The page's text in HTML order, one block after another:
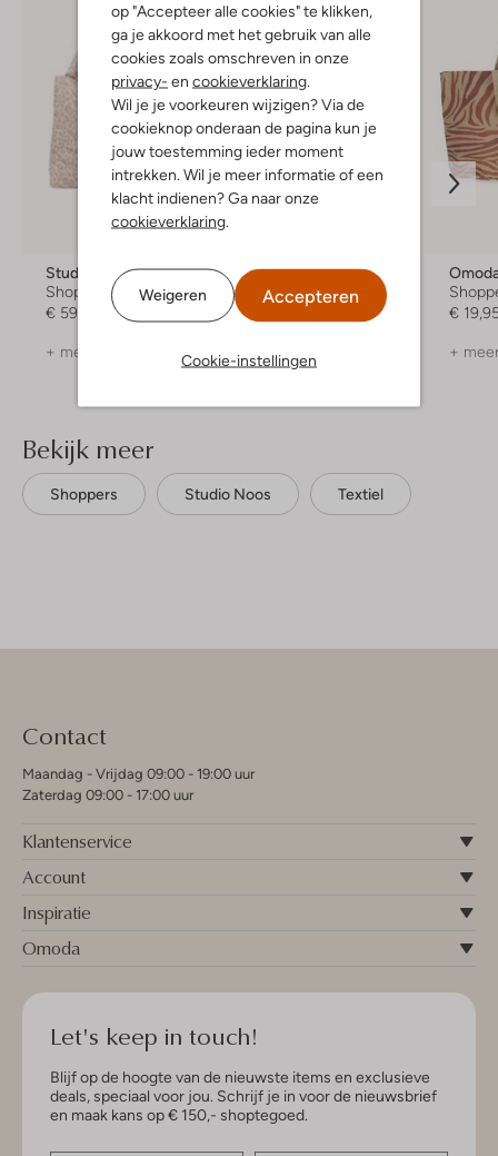
op "Accepteer alle cookies" te klikken,
ga je akkoord met het gebruik van alle
cookies zoals omschreven in onze
privacy- en cookieverklaring
Wil je je voorkeuren wijzigen? Via de
cookieknop onderaan de pagina kun je
jouw toestemming ieder moment
intrekken. Wil je meer informatie of een
klacht indienen? Ga naar onze
cookieverklaring
Weigeren Accepteren
Cookie-instellingen
Studio Noos
Shopper
€ 59,99
+ meer kleuren
Studio Noos
Shopper
€ 59,99
+ meer kleuren
€
+
Bekijk meer
Shoppers Studio Noos Textiel
Contact
Maandag - Vrijdag 09:00 - 19:00 uur
Zaterdag 09:00 - 17:00 uur
Klantenservice
Account
Inspiratie
Omoda
Let's keep in touch!
Blijf op de hoogte van de nieuwste items en exclusieve
deals, speciaal voor jou. Schrijf je in voor de nieuwsbrief
en maak kans op € 150,- shoptegoed.